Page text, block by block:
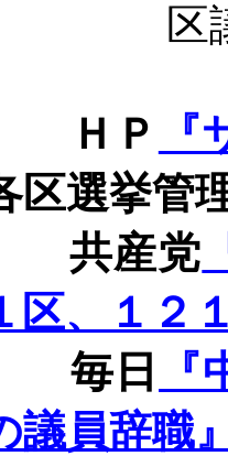
区
ＨＰ
区選挙管
共産党
区、１２
毎日
議員辞職』